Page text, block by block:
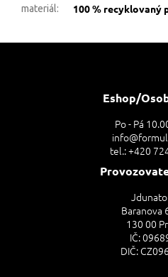
materiál: 100 % recyklovaný
Eshop/
Po - Pá
tel.: +420
Jdunato
Baranova
130 00
IČ:
DIČ: